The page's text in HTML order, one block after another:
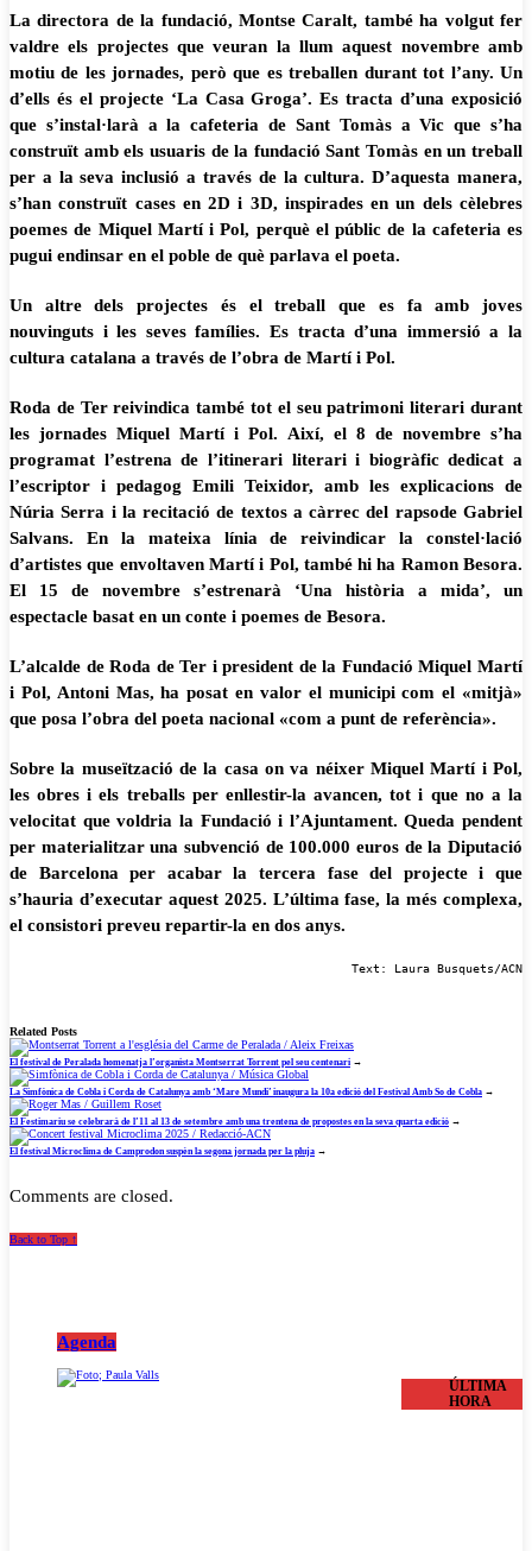
La directora de la fundació, Montse Caralt, també ha volgut fer
valdre els projectes que veuran la llum aquest novembre amb
motiu de les jornades, però que es treballen durant tot l’any. Un
d’ells és el projecte ‘La Casa Groga’. Es tracta d’una exposició
que s’instal·larà a la cafeteria de Sant Tomàs a Vic que s’ha
construït amb els usuaris de la fundació Sant Tomàs en un treball
per a la seva inclusió a través de la cultura. D’aquesta manera,
s’han construït cases en 2D i 3D, inspirades en un dels cèlebres
poemes de Miquel Martí i Pol, perquè el públic de la cafeteria es
pugui endinsar en el poble de què parlava el poeta.
Un altre dels projectes és el treball que es fa amb joves
nouvinguts i les seves famílies. Es tracta d’una immersió a la
cultura catalana a través de l’obra de Martí i Pol.
Roda de Ter reivindica també tot el seu patrimoni literari durant
les jornades Miquel Martí i Pol. Així, el 8 de novembre s’ha
programat l’estrena de l’itinerari literari i biogràfic dedicat a
l’escriptor i pedagog Emili Teixidor, amb les explicacions de
Núria Serra i la recitació de textos a càrrec del rapsode Gabriel
Salvans. En la mateixa línia de reivindicar la constel·lació
d’artistes que envoltaven Martí i Pol, també hi ha Ramon Besora.
El 15 de novembre s’estrenarà ‘Una història a mida’, un
espectacle basat en un conte i poemes de Besora.
L’alcalde de Roda de Ter i president de la Fundació Miquel Martí
i Pol, Antoni Mas, ha posat en valor el municipi com el «mitjà»
que posa l’obra del poeta nacional «com a punt de referència».
Sobre la museïtzació de la casa on va néixer Miquel Martí i Pol,
les obres i els treballs per enllestir-la avancen, tot i que no a la
velocitat que voldria la Fundació i l’Ajuntament. Queda pendent
per materialitzar una subvenció de 100.000 euros de la Diputació
de Barcelona per acabar la tercera fase del projecte i que
s’hauria d’executar aquest 2025. L’última fase, la més complexa,
el consistori preveu repartir-la en dos anys.
Text: Laura Busquets/ACN
Related Posts
El festival de Peralada homenatja l’organista Montserrat Torrent pel seu centenari →
La Simfònica de Cobla i Corda de Catalunya amb ‘Mare Mundi’ inaugura la 10a edició del Festival Amb So de Cobla →
El Festimariu se celebrarà de l’11 al 13 de setembre amb una trentena de propostes en la seva quarta edició →
El festival Microclima de Camprodon suspèn la segona jornada per la pluja →
Comments are closed.
Back to Top ↑
Agenda
ÚLTIMA
HORA